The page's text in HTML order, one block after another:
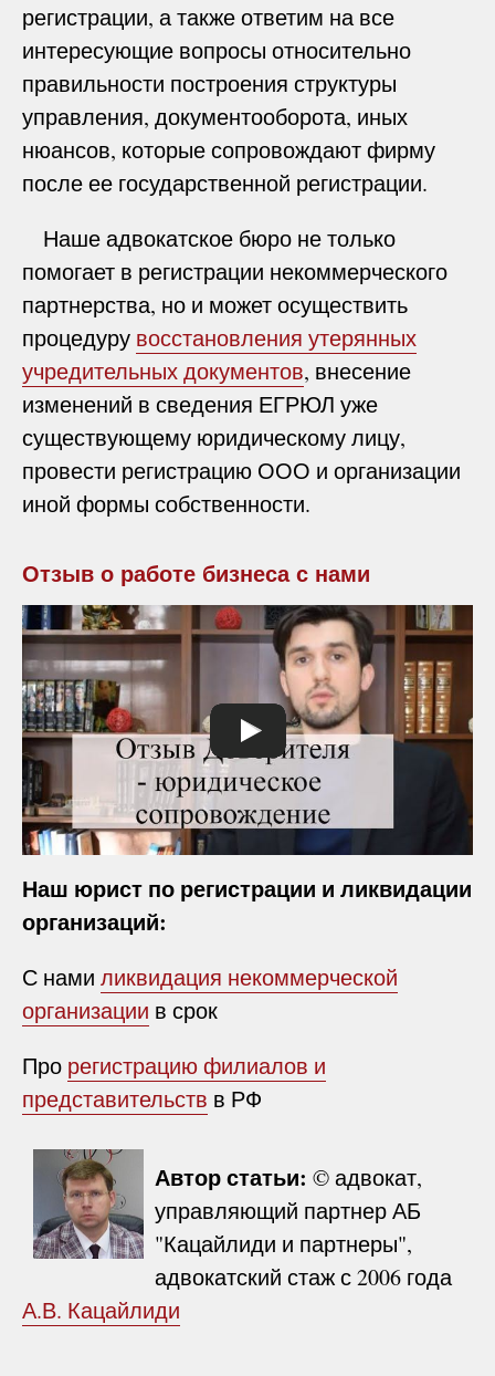
регистрации, а также ответим на все
интересующие вопросы относительно
правильности построения структуры
управления, документооборота, иных
нюансов, которые сопровождают фирму
после ее государственной регистрации.
Наше адвокатское бюро не только
помогает в регистрации некоммерческого
партнерства, но и может осуществить
процедуру восстановления утерянных
учредительных документов, внесение
изменений в сведения ЕГРЮЛ уже
существующему юридическому лицу,
провести регистрацию ООО и организации
иной формы собственности.
Отзыв о работе бизнеса с нами
Наш юрист по регистрации и ликвидации
организаций:
С нами ликвидация некоммерческой
организации в срок
Про регистрацию филиалов и
представительств в РФ
Автор статьи: © адвокат,
управляющий партнер АБ
"Кацайлиди и партнеры",
адвокатский стаж с 2006 года
А.В. Кацайлиди